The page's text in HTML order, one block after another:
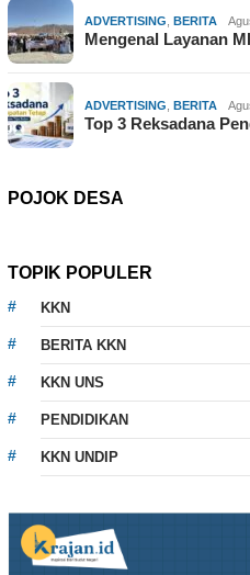
ADVERTISING BERITA
Mengenal Layanan
ADVERTISING BERITA
Top 3 Reksadana
POJOK DESA
TOPIK POPULER
KKN
BERITA KKN
KKN UNS
PENDIDIKAN
KKN UNDIP